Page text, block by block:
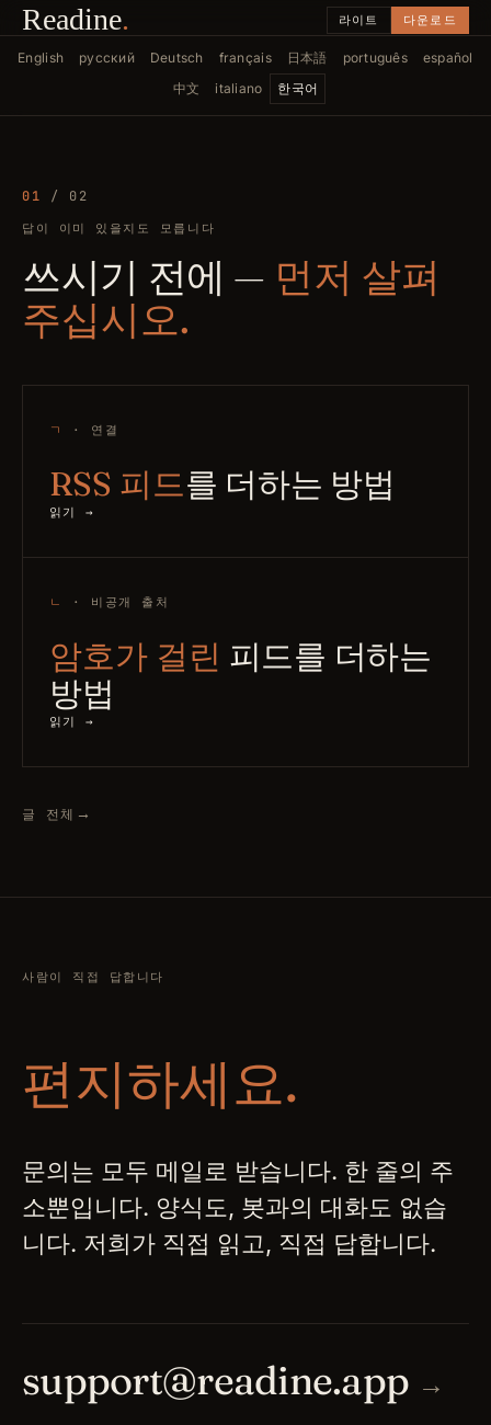
Readine. 라이트 다운로드
English русский Deutsch français 日本語 português
español
中文
italiano 한국어
01 / 02
답이 이미 있을지도 모릅니다
쓰시기 전에 — 먼저 살펴
주십시오.
ㄱ · 연결
RSS 피드를 더하는 방법
읽기 →
ㄴ · 비공개 출처
암호가 걸린 피드를 더하는
방법
읽기 →
글 전체 →
사람이 직접 답합니다
편지하세요.
문의는 모두 메일로 받습니다. 한 줄의 주
소뿐입니다. 양식도, 봇과의 대화도 없습
니다. 저희가 직접 읽고, 직접 답합니다.
support@readine.app →